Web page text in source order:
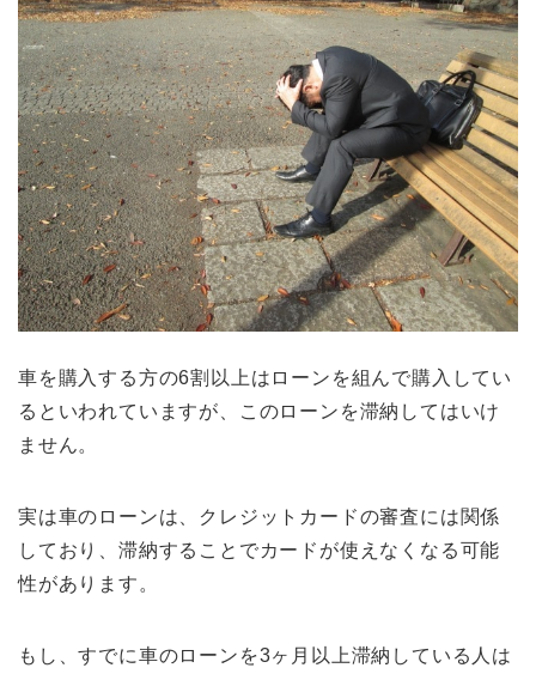
車を購入する方の6割以上はローンを組んで購入してい
るといわれていますが、このローンを滞納してはいけ
ません。
実は車のローンは、クレジットカードの審査には関係
しており、滞納することでカードが使えなくなる可能
性があります。
もし、すでに車のローンを3ヶ月以上滞納している人は